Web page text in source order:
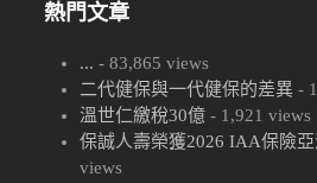
熱門文章
... - 83,865 views
二代健保與一代健保的差異 -
溫世仁繳稅30億 - 1,921 views
保誠人壽榮獲2026 IAA保險
views